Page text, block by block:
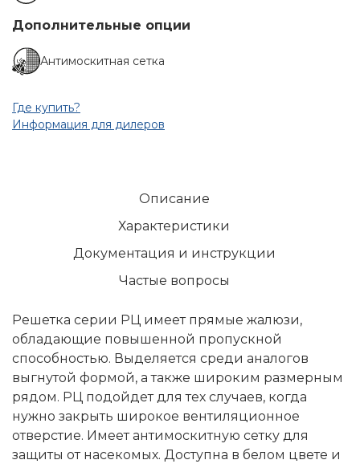
Дополнительные опции
Антимоскитная сетка
Где купить?
Информация для дилеров
Описание
Характеристики
Документация и инструкции
Частые вопросы
Решетка серии РЦ имеет прямые жалюзи,
обладающие повышенной пропускной
способностью. Выделяется среди аналогов
выгнутой формой, а также широким размерным
рядом. РЦ подойдет для тех случаев, когда
нужно закрыть широкое вентиляционное
отверстие. Имеет антимоскитную сетку для
защиты от насекомых. Доступна в белом цвете и